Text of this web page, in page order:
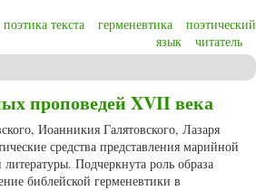
поэтика текста герменевтика
поэтический
язык
читатель
проповедей XVII века
Иоанникия Галятовского, Лазаря
средства представления марийной
Подчеркнута роль образа
библейской герменевтики в